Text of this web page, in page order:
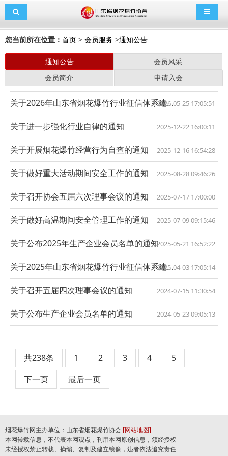
导航切换 导航切
您当前所在位置： 首页 > 会员服务 >通知公告
通知公告
会员风采
会员简介
申请入会
关于2026年山东省烟花爆竹行业征信体系建设企业分级名单的通知
2026-05-25 17:05:51
关于进一步强化行业自律的通知 2025-12-22 16:00:11
关于开展烟花爆竹经营行为自查的通知 2025-12-16 16:54:28
关于做好重大活动期间安全工作的通知 2025-08-28 09:46:26
关于召开协会五届六次理事会议的通知 2025-07-17 17:00:00
关于做好高温期间安全管理工作的通知 2025-07-09 09:15:46
关于公布2025年生产企业会员名单的通知2025-05-21 16:52:22
关于2025年山东省烟花爆竹行业征信体系建设企业分级名单的通知
2025-04-03 17:05:14
关于召开五届四次理事会议的通知 2024-07-15 11:30:54
关于公布生产企业会员名单的通知 2024-05-23 09:05:13
共238条 1 2 3 4
5
下一页
最后一页
烟花爆竹网主办单位：山东省烟花爆竹协会 [网站地图]
本网转载信息，不代表本网观点，刊用本网原创信息，须经授权
未经授权禁止转载、摘编、复制及建立镜像，违者依法追究责任